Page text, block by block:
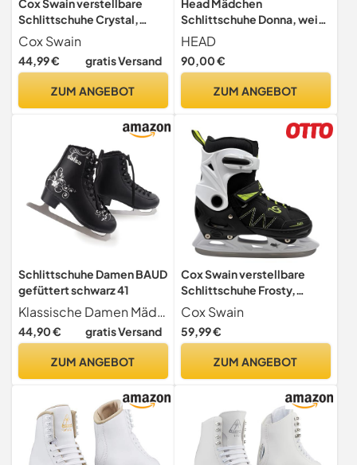
Cox Swain verstellbare
Schlittschuhe Crystal,
Eislaufschuhe für Kinder,
Jugendliche und
Erwachsene bis 100KG,
Edelstahlkufe, Softboot,
Cox Swain
44,99 € gratis Versand
ZUM ANGEBOT
Head Mädchen
Schlittschuhe Donna, weiß,
32
HEAD
90,00 €
ZUM ANGEBOT
Schlittschuhe Damen BAUD
gefüttert schwarz 41
Klassische Damen Mädchen Schlittschuhe TYP SALSA in schwarz
44,90 € gratis Versand
ZUM ANGEBOT
Cox Swain verstellbare
Schlittschuhe Frosty,
Eislaufschuhe für Kinder,
Jugendliche und
Erwachsene bis 100KG,
Edelstahlkufe, Softboot,
Cox Swain
59,99 €
ZUM ANGEBOT